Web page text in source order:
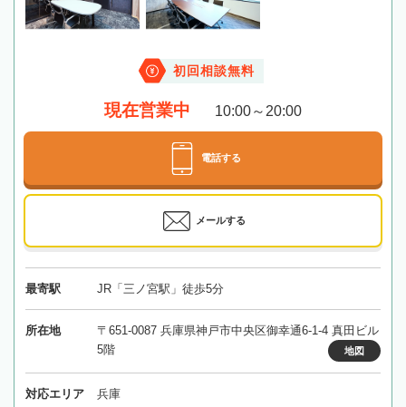
初回相談無料
現在営業中 10:00～20:00
電話する
メールする
最寄駅 JR「三ノ宮駅」徒歩5分
所在地
〒651-0087 兵庫県神戸市中央区御幸通6-1-4 真田ビル
5階
地図
対応エリア 兵庫